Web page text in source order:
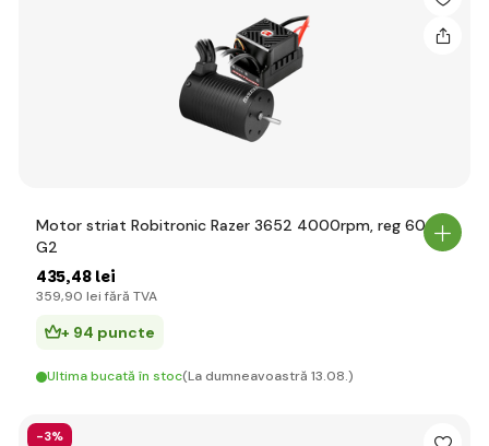
Motor striat Robitronic Razer 3652 4000rpm, reg 60A
G2
435,48 lei
359,90 lei fără TVA
+ 94 puncte
Ultima bucată în stoc(La dumneavoastră 13.08.)
-3%